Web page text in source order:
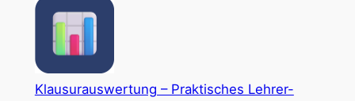
Klausurauswertung – Praktisches Lehrer-